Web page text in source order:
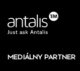
MEDIÁLNY PARTNER